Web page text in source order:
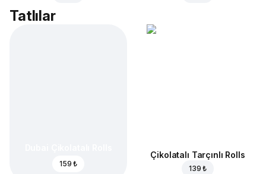
Tatlılar
159 ₺
Çikolatalı Tarçınlı Rolls
139 ₺